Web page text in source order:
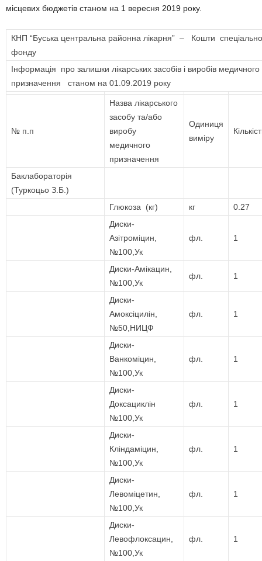
місцевих бюджетів станом на 1 вересня 2019 року.
КНП “Буська центральна районна лікарня” – Кошти
фонду
Інформація про залишки лікарських засобів і виробів медичного
призначення станом на 01.09.2019 року
№ п.п
Назва лікарського
засобу та/або
виробу
медичного
призначення
Одиниця
виміру
Баклабораторія
(Туркоцьо З.Б.)
Глюкоза (кг)
кг
0.27
Диски-
Азітроміцин,
№100,Ук
фл. 1
Диски-Амікацин,
№100,Ук
фл. 1
Диски-
Амоксіцилін,
№50,НИЦФ
фл. 1
Диски-
Ванкоміцин,
№100,Ук
фл. 1
Диски-
Доксациклін
№100,Ук
фл. 1
Диски-
Кліндаміцин,
№100,Ук
фл. 1
Диски-
Левоміцетин,
№100,Ук
фл. 1
Диски-
Левофлоксацин,
№100,Ук
фл. 1